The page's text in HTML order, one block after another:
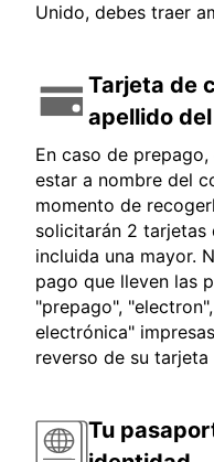
Unido, debes traer
Tarjeta de
apellido
En caso de
estar a nombre del
momento de
solicitarán 2
incluida una mayor.
pago que lleven las
"prepago",
electrónica"
reverso de su tarjeta
Tu